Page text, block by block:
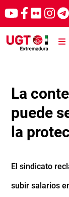
Pasar al contenido
La
puede
la
El sindicato
subir salarios